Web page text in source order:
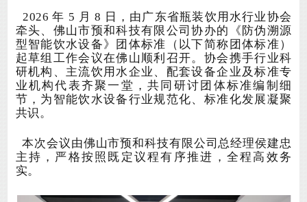
2026 年 5 月 8 日，由广东省瓶装饮用水行业协会
牵头、佛山市预和科技有限公司协办的
《 防伪溯源
型智能饮水设备》 团体标准 （ 以下简称 团体标准）
起草组工作会议在佛山顺利召开。协会携手行业科
研机构、主流饮用水企业、配套设备企业及标准专
业机构代表齐聚一堂，共同研讨团体标准编制细
节，为智能饮水设备行业规范化、标准化发展凝聚
共识。
本次会议由佛山市预和科技有限公司总经理侯建忠
主持，严格按照既定议程有序推进，全程高效务
实。